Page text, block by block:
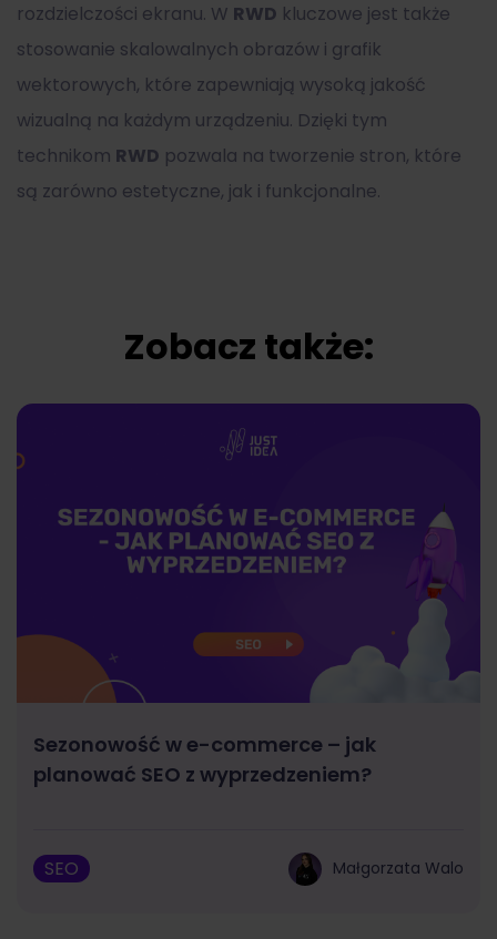
rozdzielczości ekranu. W RWD kluczowe jest także
stosowanie skalowalnych obrazów i grafik
wektorowych, które zapewniają wysoką jakość
wizualną na każdym urządzeniu. Dzięki tym
technikom RWD pozwala na tworzenie stron, które
są zarówno estetyczne, jak i funkcjonalne.
Zobacz także:
Sezonowość w e-commerce – jak
planować SEO z wyprzedzeniem?
SEO Małgorzata Walo